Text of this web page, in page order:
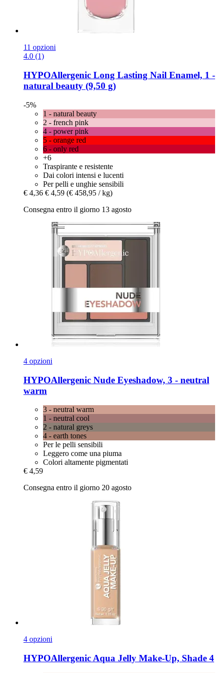
11 opzioni
4.0 (1)
HYPOAllergenic Long Lasting Nail Enamel, 1 -​
natural beauty (9,50 g)
-5%
1 - natural beauty
2 - french pink
4 - power pink
5 - orange red
6 - only red
+6
Traspirante e resistente
Dai colori intensi e lucenti
Per pelli e unghie sensibili
€ 4,36 € 4,59 (€ 458,95 / kg)
Consegna entro il giorno 13 agosto
4 opzioni
HYPOAllergenic Nude Eyeshadow, 3 -​ neutral
warm
3 - neutral warm
1 - neutral cool
2 - natural greys
4 - earth tones
Per le pelli sensibili
Leggero come una piuma
Colori altamente pigmentati
€ 4,59
Consegna entro il giorno 20 agosto
4 opzioni
HYPOAllergenic Aqua Jelly Make-​Up, Shade 4